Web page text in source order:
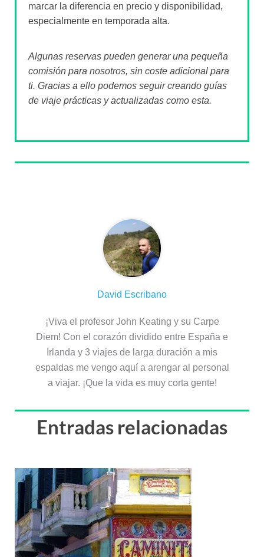
marcar la diferencia en precio y disponibilidad,
especialmente en temporada alta.
Algunas reservas pueden generar una pequeña
comisión para nosotros, sin coste adicional para
ti. Gracias a ello podemos seguir creando guías
de viaje prácticas y actualizadas como esta.
David Escribano
¡Viva el profesor John Keating y su Carpe
Diem! Con el corazón dividido entre España e
Irlanda y 3 viajes de larga duración a mis
espaldas me vengo aquí a arengar al personal
a viajar. ¡Que la vida es muy corta gente!
Entradas relacionadas